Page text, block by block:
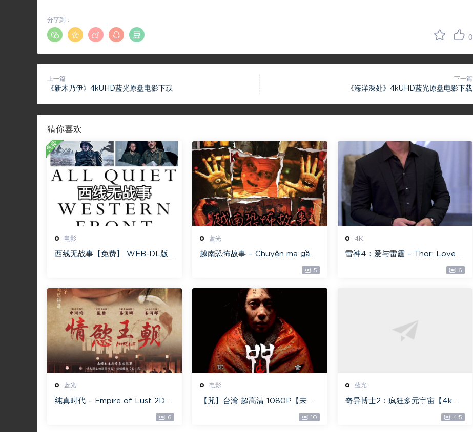
0
分享到：
上一篇
《新木乃伊》4kUHD蓝光原盘电影下载
下一篇
《海洋深处》4kUHD蓝光原盘电影下载
猜你喜欢
电影
西线无战事【免费】 WEB-DL版
免费
蓝光
越南恐怖故事 – Chuyện ma gần
nhà [蓝光原盘 ][22GB][1080P]
5
4K
雷神4：爱与雷霆 – Thor: Love a
nd Thunder 20.4GB [115网盘下
6
蓝光
纯真时代 – Empire of Lust 2D
蓝光原盘 33.1GB ISO【115网盘专
6
电影
【咒】台湾 超高清 1080P【未删
减】4G 【全网目前最清晰版本】
10
蓝光
奇异博士2：疯狂多元宇宙【4k】
【115网盘】 – Doctor Strange i
n the Multiverse of Madness 6
4.5